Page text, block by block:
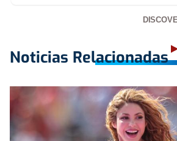
Noticias Relacionadas